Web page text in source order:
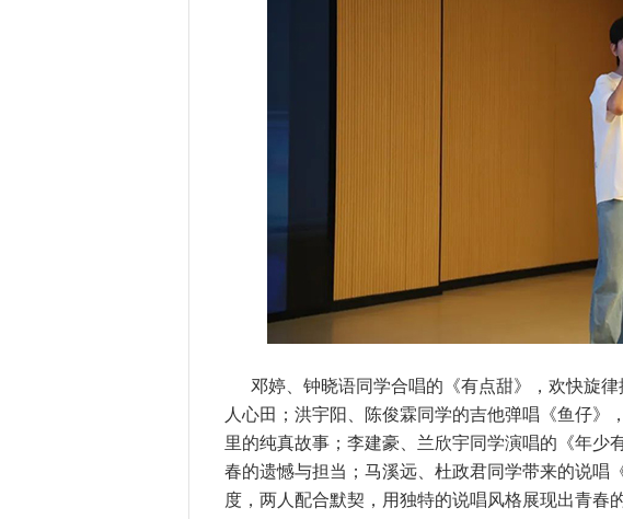
邓婷、钟晓语同学合唱的《有点甜》，欢快旋
人心田；洪宇阳、陈俊霖同学的吉他弹唱《鱼仔》
里的纯真故事；李建豪、兰欣宇同学演唱的《年少
春的遗憾与担当；马溪远、杜政君同学带来的说唱
度，两人配合默契，用独特的说唱风格展现出青春